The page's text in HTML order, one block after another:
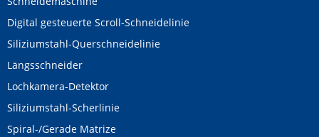
Digital gesteuerte Scroll-Schneidelinie
Siliziumstahl-Querschneidelinie
Längsschneider
Lochkamera-Detektor
Siliziumstahl-Scherlinie
Spiral-/Gerade Matrize